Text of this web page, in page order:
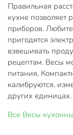
Правильная
кухне позволяет
приборов.
пригодятся
взвешивать
рецептам. Весы
питания,
калибруются,
других единицах.
Все Весы